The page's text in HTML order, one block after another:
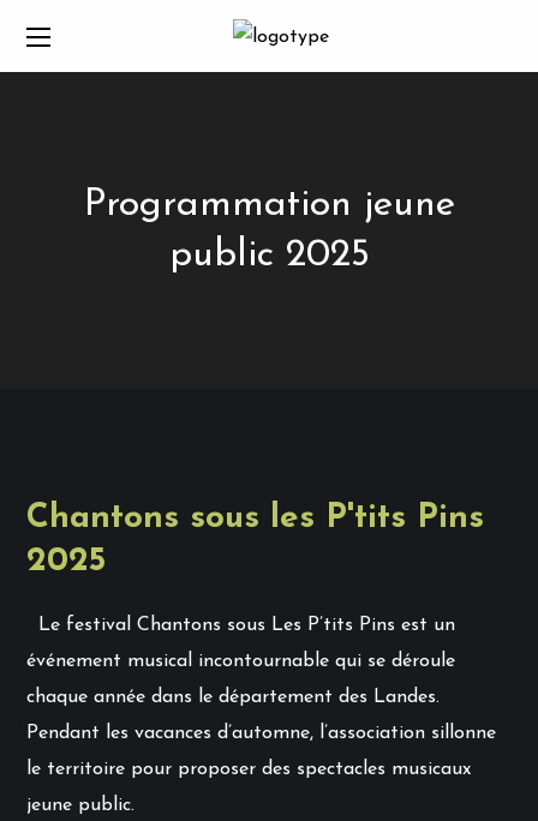
Programmation jeune
public 2025
Chantons sous les P'tits Pins
2025
Le festival Chantons sous Les P’tits Pins est un
événement musical incontournable qui se déroule
chaque année dans le département des Landes.
Pendant les vacances d’automne, l’association sillonne
le territoire pour proposer des spectacles musicaux
jeune public.